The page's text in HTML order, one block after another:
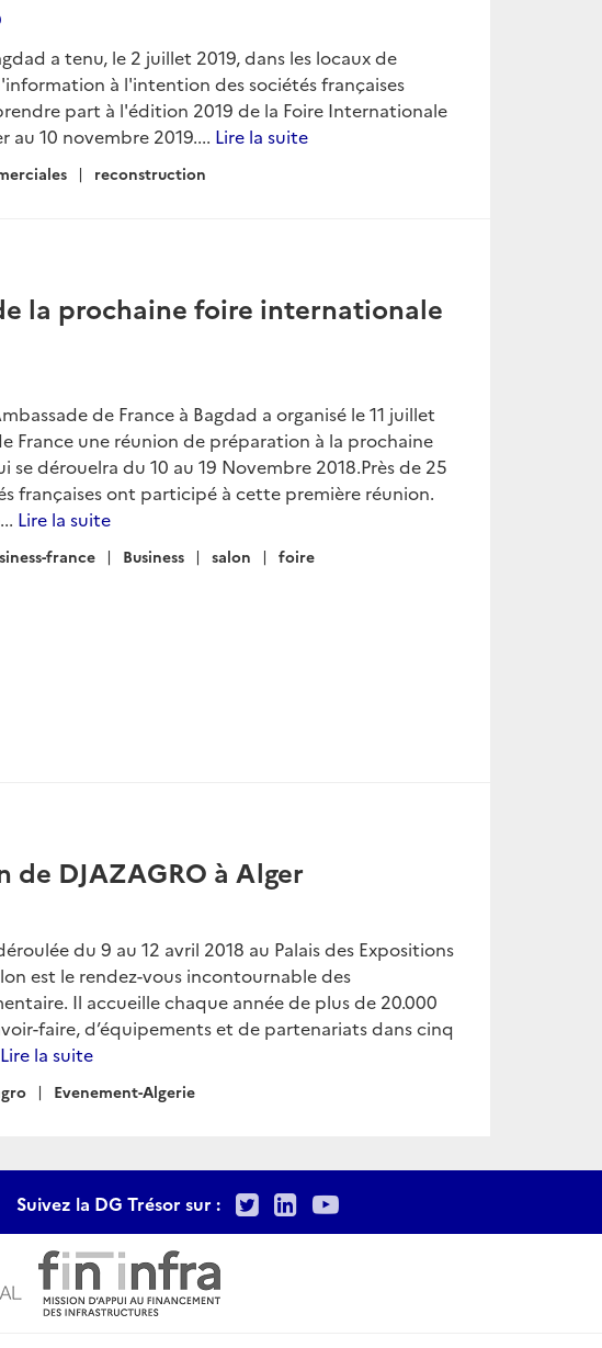
a tenu, le 2 juillet 2019, dans les locaux de
à l'intention des sociétés françaises
part à l'édition 2019 de la Foire Internationale
au 10 novembre 2019.... Lire la suite
reconstruction
la prochaine foire internationale
de France à Bagdad a organisé le 11 juillet
France une réunion de préparation à la prochaine
se dérouelra du 10 au 19 Novembre 2018.Près de 25
françaises ont participé à cette première réunion.
Lire la suite
france Business salon foire
de DJAZAGRO à Alger
du 9 au 12 avril 2018 au Palais des Expositions
est le rendez-vous incontournable des
Il accueille chaque année de plus de 20.000
faire, d’équipements et de partenariats dans cinq
Lire la suite
Evenement-Algerie
Suivez la DG Trésor sur : TwitterLinkedIn
Youtube